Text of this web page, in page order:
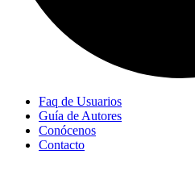
Faq de Usuarios
Guía de Autores
Conócenos
Contacto